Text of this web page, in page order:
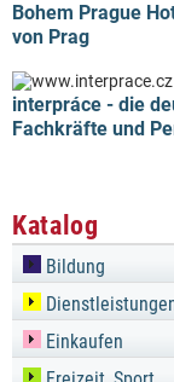
Bohem Prague
von Prag
interpráce - die
Fachkräfte und
Katalog
Bildung
Einkaufen